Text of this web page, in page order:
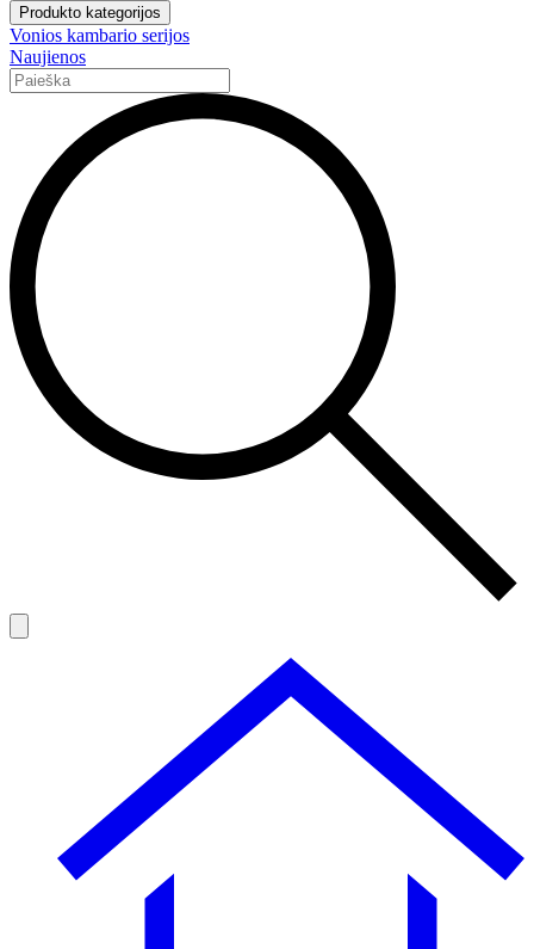
Produkto kategorijos
Vonios kambario serijos
Naujienos